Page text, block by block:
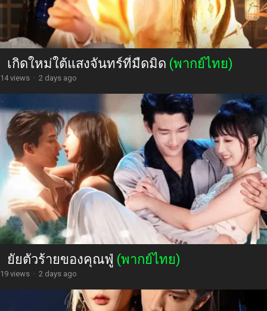
เกิดใหม่ใต้แสงจันทร์ที่มืดมิด (พากย์ไทย)
14 views · 2 days ago
ยัยตัวร้ายของคุณฟู่ (พากย์ไทย)
19 views · 2 days ago